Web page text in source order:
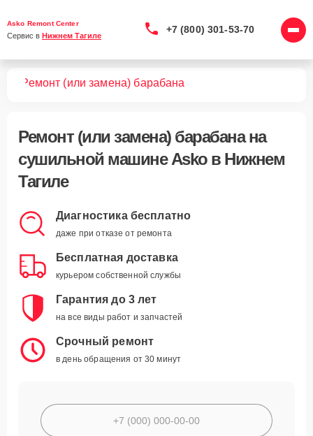
Asko Remont Center
Сервис в Нижнем Тагиле
+7 (800) 301-53-70
Ремонт (или замена) барабана
Ремонт (или замена) барабанана
сушильной машине Asko в Нижнем
Тагиле
Диагностика бесплатно
даже при отказе от ремонта
Бесплатная доставка
курьером собственной службы
Гарантия до 3 лет
на все виды работ и запчастей
Срочный ремонт
в день обращения от 30 минут